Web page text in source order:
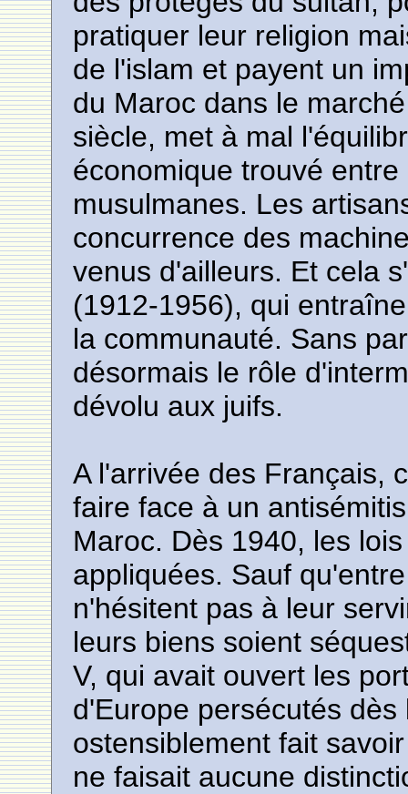
pratiquer leur religion
de l'islam et payent un
du Maroc dans le
siècle, met à mal
économique trouvé
musulmanes. Les
concurrence des
venus d'ailleurs. Et cela
(1912-1956), qui
la communauté. Sans
désormais le rôle
dévolu aux juifs.
A l'arrivée des Français,
faire face à un
Maroc. Dès 1940, les
appliquées. Sauf
n'hésitent pas à leur
leurs biens soient
V, qui avait ouvert les
d'Europe persécutés
ostensiblement fait
ne faisait aucune